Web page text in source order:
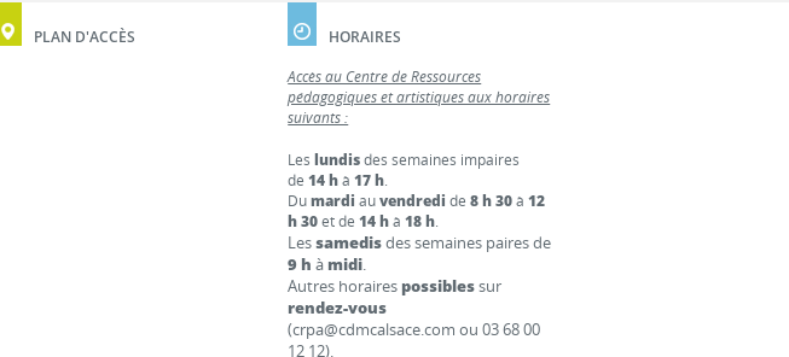
PLAN D'ACCÈS
HORAIRES
Accès au Centre de Ressources
pédagogiques et artistiques aux horaires
suivants :
Leslundisdes semaines impaires
de14 hà17 h.
Dumardi auvendredi de8 h 30à12
h 30et de14 hà18 h.
Lessamedisdes semaines paires de
9 h à midi.
Autres horaires possiblessur
rendez-vous
(crpa@cdmcalsace.com ou 03 68 00
12 12).